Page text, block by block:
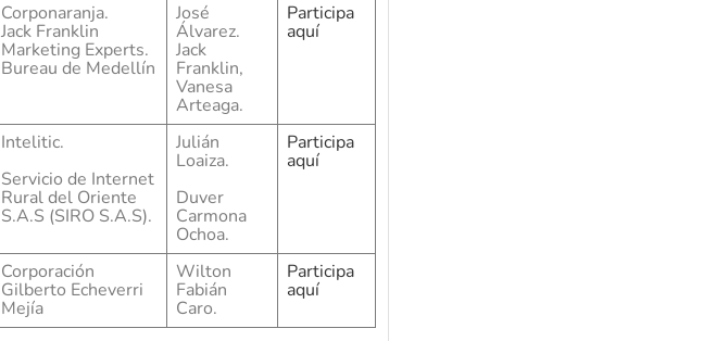
Corponaranja.
Jack Franklin
Marketing Experts.
Bureau de Medellín
José
Álvarez.
Jack
Franklin,
Vanesa
Arteaga.
Participa
aquí
Intelitic.
Servicio de Internet
Rural del Oriente
S.A.S (SIRO S.A.S).
Julián
Loaiza.
Duver
Carmona
Ochoa.
Participa
aquí
Corporación
Gilberto Echeverri
Mejía
Wilton
Fabián
Caro.
Participa
aquí